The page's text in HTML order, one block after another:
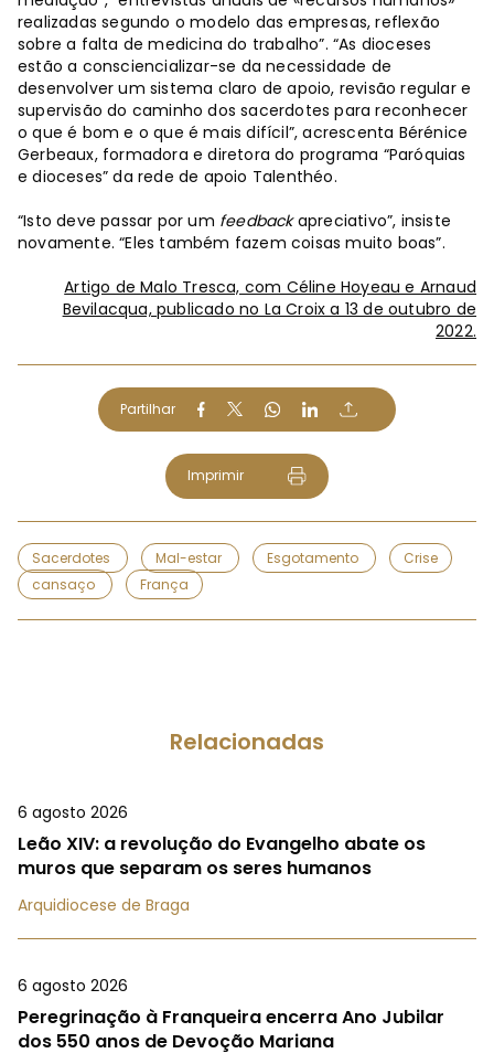
realizadas segundo o modelo das empresas, reflexão
sobre a falta de medicina do trabalho”. “As dioceses
estão a consciencializar-se da necessidade de
desenvolver um sistema claro de apoio, revisão regular e
supervisão do caminho dos sacerdotes para reconhecer
o que é bom e o que é mais difícil”, acrescenta Bérénice
Gerbeaux, formadora e diretora do programa “Paróquias
e dioceses” da rede de apoio Talenthéo.
“Isto deve passar por um feedbackapreciativo”, insiste
novamente. “Eles também fazem coisas muito boas”.
Artigo de Malo Tresca, com Céline Hoyeau e Arnaud
Bevilacqua, publicado no La Croix a 13 de outubro de
2022.
Partilhar
Imprimir
Sacerdotes Mal-estar Esgotamento
Crise
cansaço
França
Relacionadas
6 agosto 2026
Leão XIV: a revolução do Evangelho abate os
muros que separam os seres humanos
Arquidiocese de Braga
6 agosto 2026
Peregrinação à Franqueira encerra Ano Jubilar
dos 550 anos de Devoção Mariana